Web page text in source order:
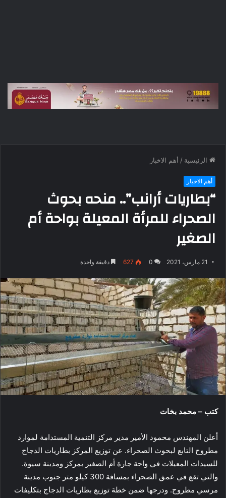
الرئيسية / أهم الاخبار
أهم الاخبار
“بطاريات أرانب”.. منحه بحوث
الصحراء للمرأة المعيلة بواحة أم
الصغير
21 مارس، 2021 0
627 دقيقة واحدة
كتب – محمد بخات
أعلن المهندس محمود الأمير مدير مركز التنمية المستدامة لموارد
مطروح التابع لبحوث الصحراء. عن توزيع المركز بطاريات الدجاج
للسيدات المعيلات في واحة جارة أم الصغير بمركز ومدينة سيوة.
والتي تقع في عمق الصحراء بمسافة 300 كيلو متر جنوب مدينة
مرسي مطروح. ودرجها ضمن خطة توزيع بطاريات الدجاج بتكليفات